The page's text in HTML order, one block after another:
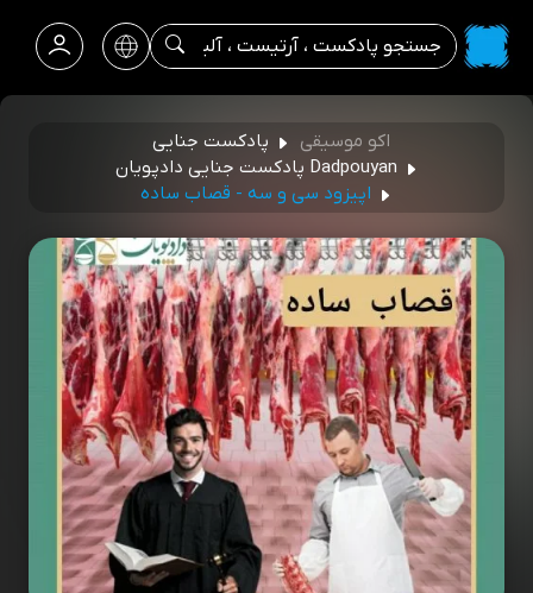
اکو موسیقی
پادکست جنایی
Dadpouyan پادکست جنایی دادپویان
اپیزود سی و سه - قصاب ساده